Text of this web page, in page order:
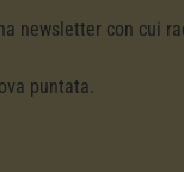
newsletter con cui
puntata.